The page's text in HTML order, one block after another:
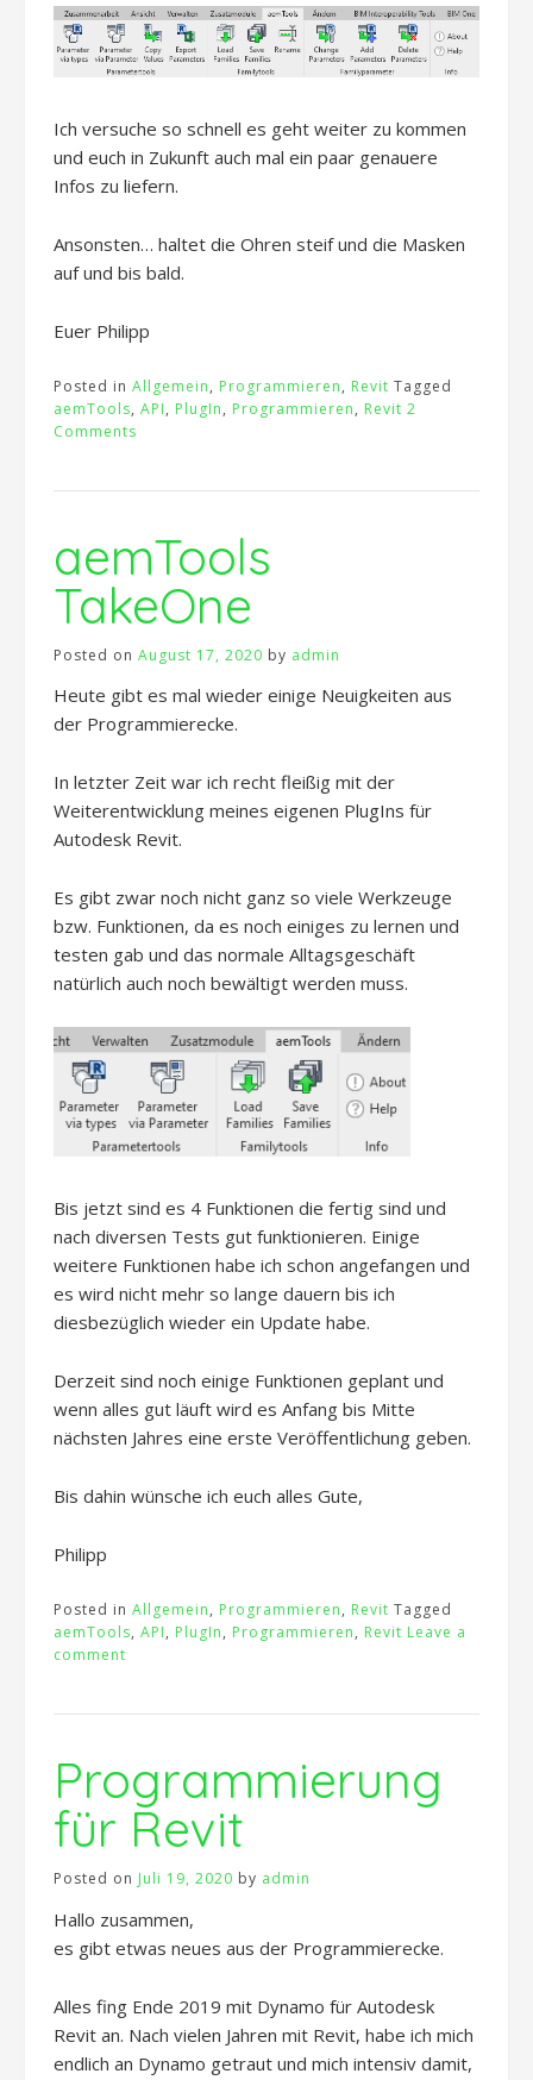
Ich versuche so schnell es geht weiter zu kommen
und euch in Zukunft auch mal ein paar genauere
Infos zu liefern.
Ansonsten… haltet die Ohren steif und die Masken
auf und bis bald.
Euer Philipp
Posted in Allgemein, Programmieren, Revit Tagged
aemTools, API, PlugIn, Programmieren, Revit 2
Comments
aemTools
TakeOne
Posted on August 17, 2020 by admin
Heute gibt es mal wieder einige Neuigkeiten aus
der Programmierecke.
In letzter Zeit war ich recht fleißig mit der
Weiterentwicklung meines eigenen PlugIns für
Autodesk Revit.
Es gibt zwar noch nicht ganz so viele Werkzeuge
bzw. Funktionen, da es noch einiges zu lernen und
testen gab und das normale Alltagsgeschäft
natürlich auch noch bewältigt werden muss.
Bis jetzt sind es 4 Funktionen die fertig sind und
nach diversen Tests gut funktionieren. Einige
weitere Funktionen habe ich schon angefangen und
es wird nicht mehr so lange dauern bis ich
diesbezüglich wieder ein Update habe.
Derzeit sind noch einige Funktionen geplant und
wenn alles gut läuft wird es Anfang bis Mitte
nächsten Jahres eine erste Veröffentlichung geben.
Bis dahin wünsche ich euch alles Gute,
Philipp
Posted in Allgemein, Programmieren, Revit Tagged
aemTools, API, PlugIn, Programmieren, Revit Leave a
comment
Programmierung
für Revit
Posted on Juli 19, 2020 by admin
Hallo zusammen,
es gibt etwas neues aus der Programmierecke.
Alles fing Ende 2019 mit Dynamo für Autodesk
Revit an. Nach vielen Jahren mit Revit, habe ich mich
endlich an Dynamo getraut und mich intensiv damit,